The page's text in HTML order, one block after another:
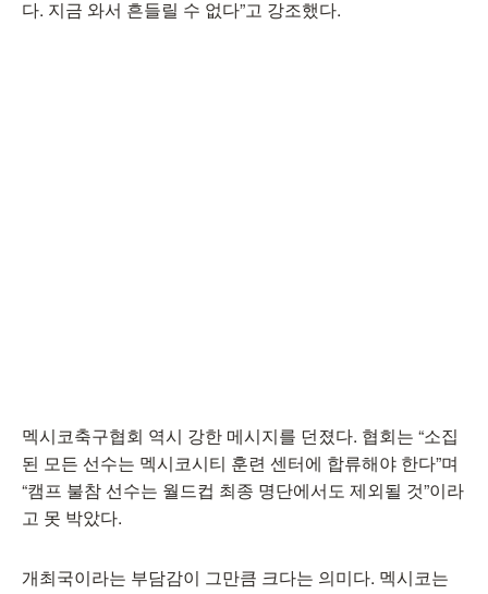
다. 지금 와서 흔들릴 수 없다”고 강조했다.
멕시코축구협회 역시 강한 메시지를 던졌다. 협회는 “소집
된 모든 선수는 멕시코시티 훈련 센터에 합류해야 한다”며
“캠프 불참 선수는 월드컵 최종 명단에서도 제외될 것”이라
고 못 박았다.
개최국이라는 부담감이 그만큼 크다는 의미다. 멕시코는